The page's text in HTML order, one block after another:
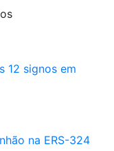
12 signos em
na ERS-324